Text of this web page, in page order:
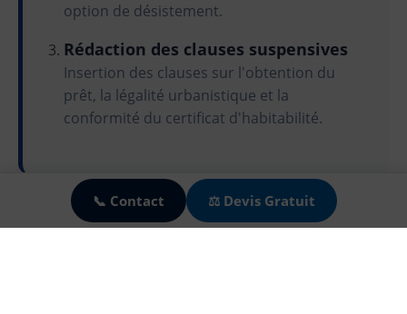
option de désistement.
Rédaction des clauses suspensives
Insertion des clauses sur l'obtention du
prêt, la légalité urbanistique et la
conformité du certificat d'habitabilité.
📞 Contact ⚖️ Devis Gratuit